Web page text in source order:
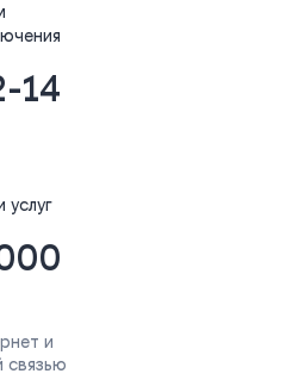
14
услуг
и
связью